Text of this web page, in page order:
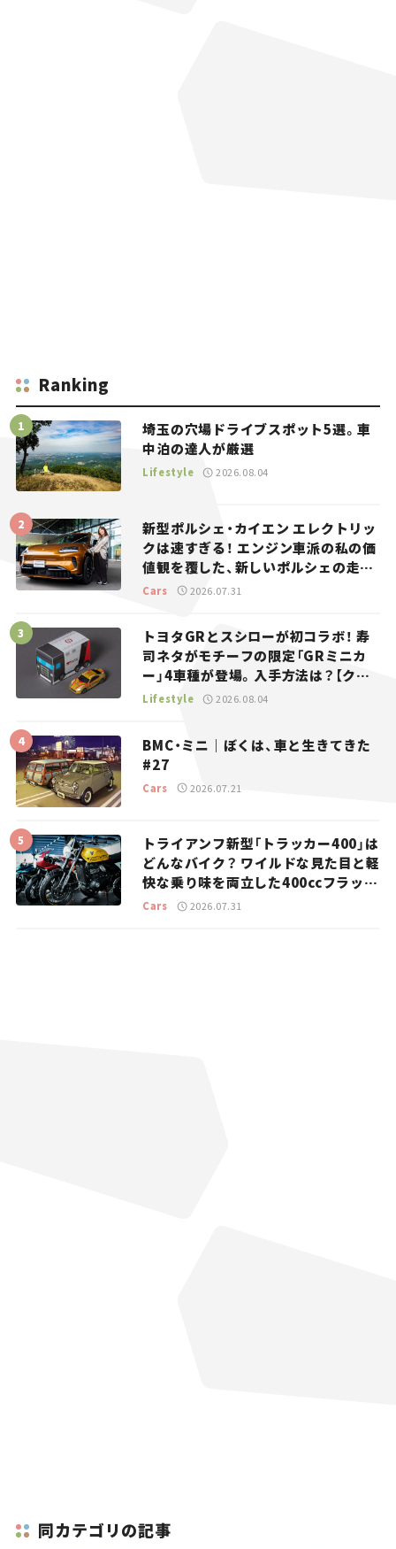
Ranking
埼玉の穴場ドライブスポット5選。車
中泊の達人が厳選
Lifestyle 2026.08.04
新型ポルシェ・カイエン エレクトリッ
クは速すぎる！ エンジン車派の私の価
値観を覆した、新しいポルシェの走
り。
Cars 2026.07.31
トヨタGRとスシローが初コラボ！ 寿
司ネタがモチーフの限定「GRミニカ
ー」4車種が登場。入手方法は？【クル
マとホビー】
Lifestyle 2026.08.04
BMC・ミニ｜ぼくは、車と生きてきた
#27
Cars 2026.07.21
トライアンフ新型「トラッカー400」は
どんなバイク？ ワイルドな見た目と軽
快な乗り味を両立した400ccフラット
トラッカー【試乗レビュー】
Cars 2026.07.31
同カテゴリの記事